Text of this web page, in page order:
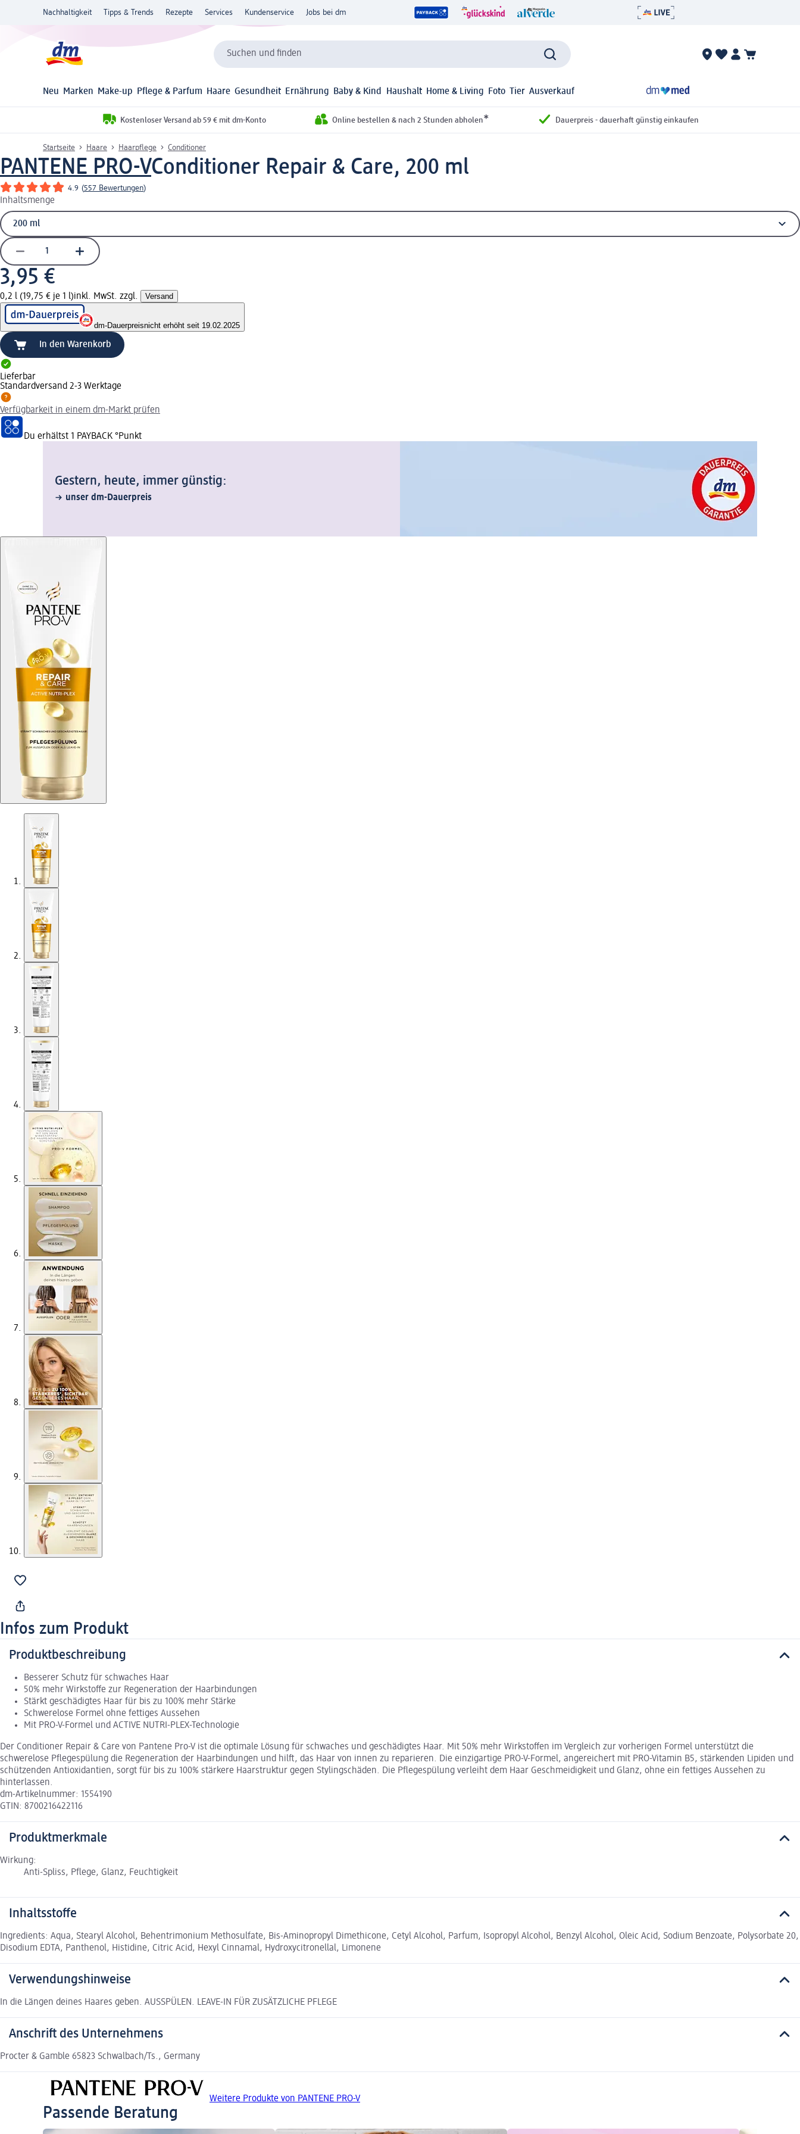
Nachhaltigkeit Tipps & Trends Rezepte Services Kundenservice Jobs bei dm
Suchen und finden
Neu Marken Make-up Pflege & Parfum Haare Gesundheit Ernährung Baby & Kind Haushalt Home & Living Foto Tier Ausverkauf
Kostenloser Versand ab 59 € mit dm-Konto Online bestellen & nach 2 Stunden abholen* Dauerpreis - dauerhaft günstig einkaufen
Startseite Haare Haarpflege Conditioner
PANTENE PRO-VConditioner Repair & Care, 200 ml
4.9 (557 Bewertungen)
Inhaltsmenge
3,95 €
0,2 l (19,75 € je 1 l)inkl. MwSt. zzgl. Versand
dm-Dauerpreisnicht erhöht seit 19.02.2025
In den Warenkorb
Lieferbar
Standardversand 2-3 Werktage
Verfügbarkeit in einem dm-Markt prüfen
Du erhältst 1 PAYBACK °Punkt
Gestern, heute, immer günstig:
unser dm-Dauerpreis
Infos zum Produkt
Produktbeschreibung
Besserer Schutz für schwaches Haar
50% mehr Wirkstoffe zur Regeneration der Haarbindungen
Stärkt geschädigtes Haar für bis zu 100% mehr Stärke
Schwerelose Formel ohne fettiges Aussehen
Mit PRO-V-Formel und ACTIVE NUTRI-PLEX-Technologie
Der Conditioner Repair & Care von Pantene Pro-V ist die optimale Lösung für schwaches und geschädigtes Haar. Mit 50% mehr Wirkstoffen im Vergleich zur vorherigen Formel unterstützt die
schwerelose Pflegespülung die Regeneration der Haarbindungen und hilft, das Haar von innen zu reparieren. Die einzigartige PRO-V-Formel, angereichert mit PRO-Vitamin B5, stärkenden Lipiden und
schützenden Antioxidantien, sorgt für bis zu 100% stärkere Haarstruktur gegen Stylingschäden. Die Pflegespülung verleiht dem Haar Geschmeidigkeit und Glanz, ohne ein fettiges Aussehen zu
hinterlassen.
dm-Artikelnummer: 1554190
GTIN: 8700216422116
Produktmerkmale
Wirkung:
Anti-Spliss, Pflege, Glanz, Feuchtigkeit
Inhaltsstoffe
Ingredients: Aqua, Stearyl Alcohol, Behentrimonium Methosulfate, Bis-Aminopropyl Dimethicone, Cetyl Alcohol, Parfum, Isopropyl Alcohol, Benzyl Alcohol, Oleic Acid, Sodium Benzoate, Polysorbate 20,
Disodium EDTA, Panthenol, Histidine, Citric Acid, Hexyl Cinnamal, Hydroxycitronellal, Limonene
Verwendungshinweise
In die Längen deines Haares geben. AUSSPÜLEN. LEAVE-IN FÜR ZUSÄTZLICHE PFLEGE
Anschrift des Unternehmens
Procter & Gamble 65823 Schwalbach/Ts., Germany
Weitere Produkte von PANTENE PRO-V
Passende Beratung